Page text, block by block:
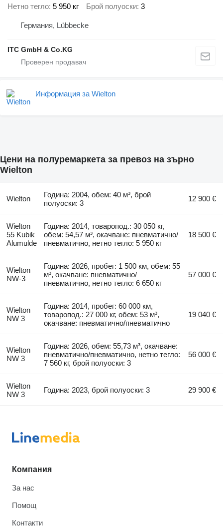
Нетно тегло 5 950 кг Брой полуоски 3
Германия, Lübbecke
ITC GmbH & Co.KG
Информация за Wielton
Цени на полуремаркета за превоз на зърно
Wielton
Wielton
Година: 2004, обем: 40 м³, брой
полуоски: 3
12 900 €
Wielton
55 Kubik
Alumulde
Година: 2014, товаропод.: 30 050 кг,
обем: 54,57 м³, окачване: пневматично/
пневматично, нетно тегло: 5 950 кг
18 500 €
Wielton
NW-3
Година: 2026, пробег: 1 500 км, обем: 55
м³, окачване: пневматично/
пневматично, нетно тегло: 6 650 кг
57 000 €
Wielton
NW 3
Година: 2014, пробег: 60 000 км,
товаропод.: 27 000 кг, обем: 53 м³,
окачване: пневматично/пневматично
19 040 €
Wielton
NW 3
Година: 2026, обем: 55,73 м³, окачване:
пневматично/пневматично, нетно тегло:
7 560 кг, брой полуоски: 3
56 000 €
Wielton
NW 3
Година: 2023, брой полуоски: 3 29 900 €
Компания
За нас
Помощ
Контакти